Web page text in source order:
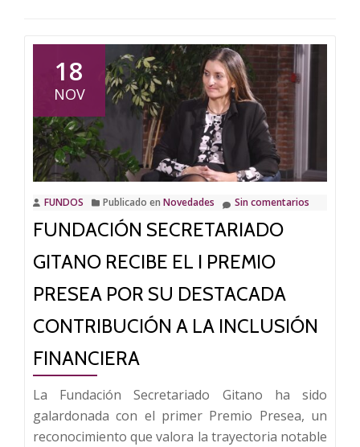
18
NOV
FUNDOS Publicado en Novedades Sin comentarios
FUNDACIÓN SECRETARIADO
GITANO RECIBE EL I PREMIO
PRESEA POR SU DESTACADA
CONTRIBUCIÓN A LA INCLUSIÓN
FINANCIERA
La Fundación Secretariado Gitano ha sido
galardonada con el primer Premio Presea, un
reconocimiento que valora la trayectoria notable